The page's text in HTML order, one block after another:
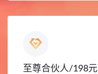
至尊合伙人/198元